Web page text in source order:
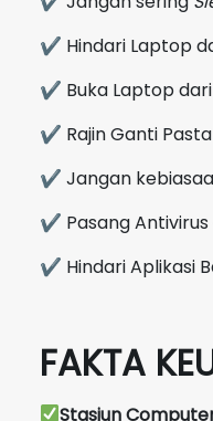
✔ Hindari Laptop
✔ Buka Laptop
✔ Rajin Ganti
✔ Jangan
✔ Pasang Antivirus
✔ Hindari Aplikasi
FAKTA
Stasiun